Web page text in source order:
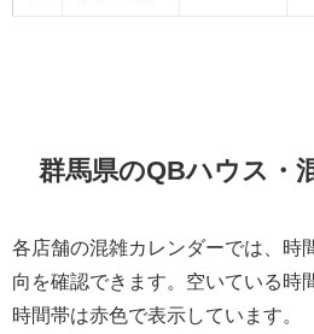
群馬県のQBハウス・
各店舗の混雑カレンダーでは、時
向を確認できます。空いている時
時間帯は赤色で表示しています。